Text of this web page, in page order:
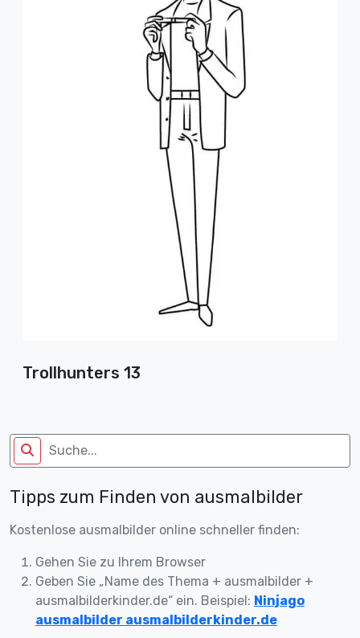
Trollhunters 13
Tipps zum Finden von ausmalbilder
Kostenlose ausmalbilder online schneller finden:
Gehen Sie zu Ihrem Browser
Geben Sie „Name des Thema + ausmalbilder +
ausmalbilderkinder.de“ ein. Beispiel: Ninjago
ausmalbilder ausmalbilderkinder.de